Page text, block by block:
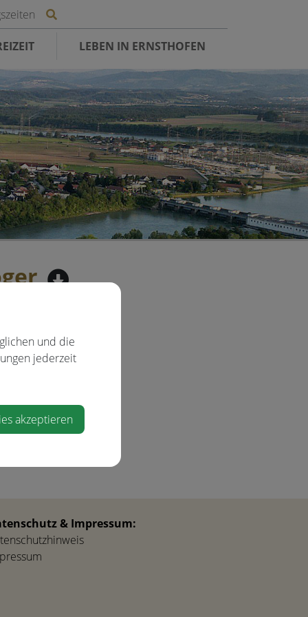
LEBEN IN ERNSTHOFEN
& Impressum:
und die
jederzeit
akzeptieren